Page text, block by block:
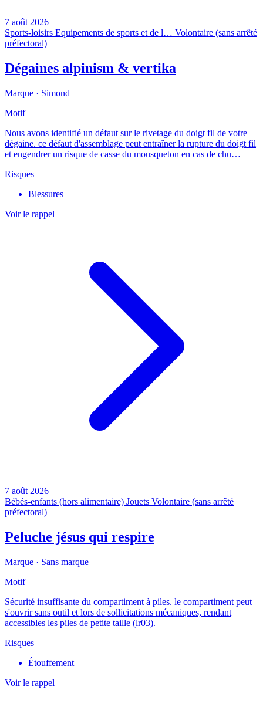
7 août 2026
Sports-loisirs Equipements de sports et de l… Volontaire (sans arrêté
préfectoral)
Dégaines alpinism & vertika
Marque · Simond
Motif
Nous avons identifié un défaut sur le rivetage du doigt fil de votre
dégaine. ce défaut d'assemblage peut entraîner la rupture du doigt fil
et engendrer un risque de casse du mousqueton en cas de chu…
Risques
Blessures
Voir le rappel
7 août 2026
Bébés-enfants (hors alimentaire) Jouets Volontaire (sans arrêté
préfectoral)
Peluche jésus qui respire
Marque · Sans marque
Motif
Sécurité insuffisante du compartiment à piles. le compartiment peut
s'ouvrir sans outil et lors de sollicitations mécaniques, rendant
accessibles les piles de petite taille (lr03).
Risques
Étouffement
Voir le rappel